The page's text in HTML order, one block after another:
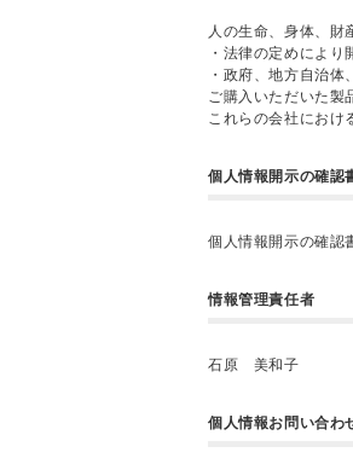
人の生命、身体、財
・法律の定めにより
・政府、地方自治体
ご購入いただいた製
これらの会社におけ
個人情報開示の確認
個人情報開示の確認
情報管理責任者
石原 美和子
個人情報お問い合わ